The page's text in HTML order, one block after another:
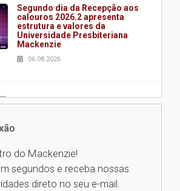
Segundo dia da Recepção aos
calouros 2026.2 apresenta
estrutura e valores da
Universidade Presbiteriana
Mackenzie
06.08.2026
Nova apresentação do Centro
Universidade Mackenzie
realizará nova edição da Feira
do Mackenzie!
segundos e receba nossas
direto no seu e-mail.